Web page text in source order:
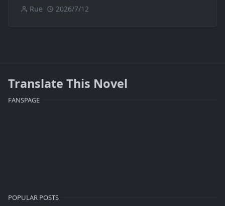
Rue 2026/7/12
Translate This Novel
FANSPAGE
POPULAR POSTS